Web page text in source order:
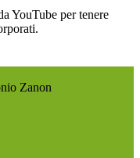
YouTube per tenere
Zanon